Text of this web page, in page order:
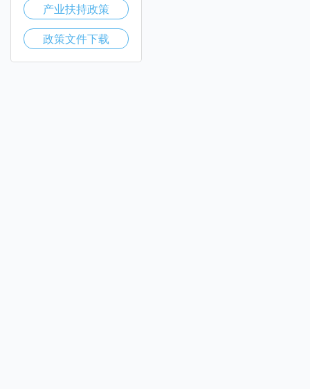
产业扶持政策
政策文件下载